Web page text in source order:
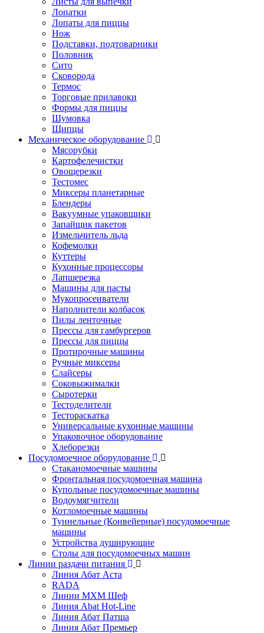
Лопатки
Лопаты для пиццы
Нож
Подставки, подтоварники
Половник
Сито
Сковорода
Термос
Торговые прилавоки
Формы для пиццы
Шумовка
Щипцы
Механическое оборудование
Мясорубки
Картофелечистки
Овощерезки
Тестомес
Миксеры планетарные
Блендеры
Вакуумные упаковщики
Запайщик пакетов
Измельчитель льда
Кофемолки
Куттеры
Кухонные процессоры
Лапшерезка
Машины для пасты
Мукопросеиватели
Наполнители колбасок
Пилы ленточные
Прессы для гамбургеров
Прессы для пиццы
Протирочные машины
Ручные миксеры
Слайсеры
Соковыжималки
Сыротерки
Тестоделители
Тестораскатка
Универсальные кухонные машины
Упаковочное оборудование
Хлеборезки
Посудомоечное оборудование
Стаканомоечные машины
Фронтальная посудомоечная машина
Купольные посудомоечные машины
Водоумягчители
Котломоечные машины
Туннельные (Конвейерные) посудомоечные
машины
Устройства душирующие
Столы для посудомоечных машин
Линии раздачи питания
Линия Абат Аста
RADA
Линии МХМ Шеф
Линия Abat Hot-Line
Линия Абат Патша
Линия Абат Премьер